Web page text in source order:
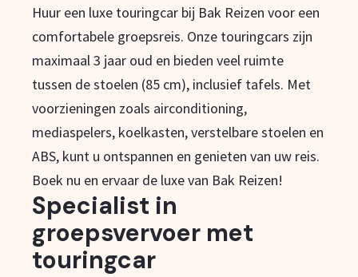
Huur een luxe touringcar bij Bak Reizen voor een
comfortabele groepsreis. Onze touringcars zijn
maximaal 3 jaar oud en bieden veel ruimte
tussen de stoelen (85 cm), inclusief tafels. Met
voorzieningen zoals airconditioning,
mediaspelers, koelkasten, verstelbare stoelen en
ABS, kunt u ontspannen en genieten van uw reis.
Boek nu en ervaar de luxe van Bak Reizen!
Specialist in
groepsvervoer met
touringcar